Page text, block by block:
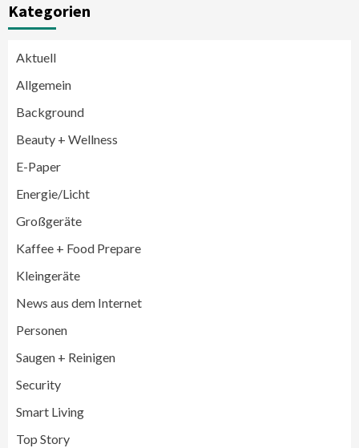
Kategorien
Aktuell
Allgemein
Background
Beauty + Wellness
E-Paper
Energie/Licht
Großgeräte
Kaffee + Food Prepare
Kleingeräte
News aus dem Internet
Personen
Saugen + Reinigen
Security
Smart Living
Top Story
3
LG feiert 10 Jahre InstaView
steigern Frequenz und Umsatz im